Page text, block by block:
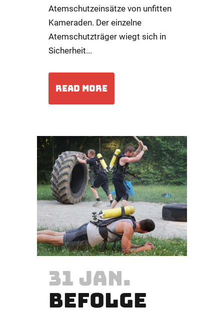
Atemschutzeinsätze von unfitten
Kameraden. Der einzelne
Atemschutzträger wiegt sich in
Sicherheit...
READ MORE
31 JAN.
BEFOLGE